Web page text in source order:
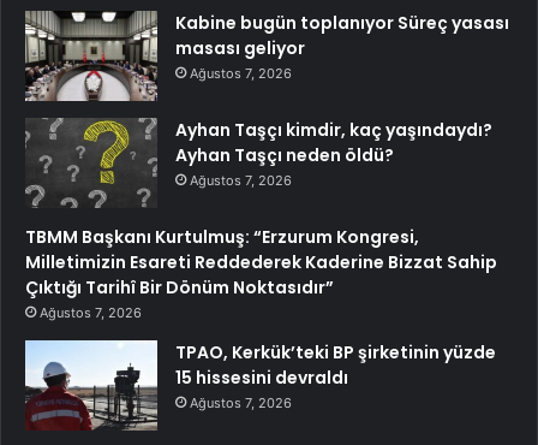
Kabine bugün toplanıyor Süreç yasası
masası geliyor
Ağustos 7, 2026
Ayhan Taşçı kimdir, kaç yaşındaydı?
Ayhan Taşçı neden öldü?
Ağustos 7, 2026
TBMM Başkanı Kurtulmuş: “Erzurum Kongresi,
Milletimizin Esareti Reddederek Kaderine Bizzat Sahip
Çıktığı Tarihî Bir Dönüm Noktasıdır”
Ağustos 7, 2026
TPAO, Kerkük’teki BP şirketinin yüzde
15 hissesini devraldı
Ağustos 7, 2026